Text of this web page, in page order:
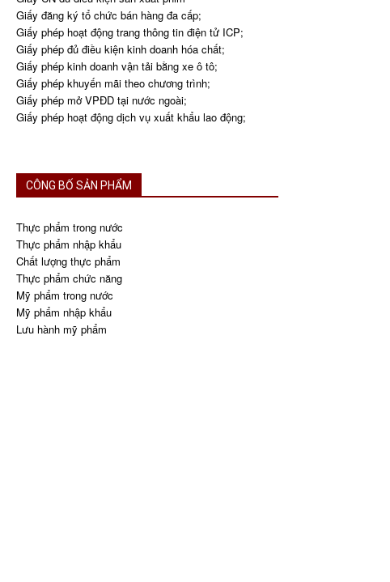
Giấy đăng ký tổ chức bán hàng đa cấp;
Giấy phép hoạt động trang thông tin điện tử ICP;
Giấy phép đủ điều kiện kinh doanh hóa chất;
Giấy phép kinh doanh vận tải bằng xe ô tô;
Giấy phép khuyến mãi theo chương trình;
Giấy phép mở VPĐD tại nước ngoài;
Giấy phép hoạt động dịch vụ xuất khẩu lao động;
CÔNG BỐ SẢN PHẨM
Thực phẩm trong nước
Thực phẩm nhập khẩu
Chất lượng thực phẩm
Thực phẩm chức năng
Mỹ phẩm trong nước
Mỹ phẩm nhập khẩu
Lưu hành mỹ phẩm